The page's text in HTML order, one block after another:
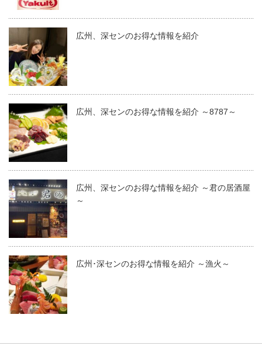
広州、深センのお得な情報を紹介
広州、深センのお得な情報を紹介 ～8787～
広州、深センのお得な情報を紹介 ～君の居酒屋
～
広州･深センのお得な情報を紹介 ～漁火～